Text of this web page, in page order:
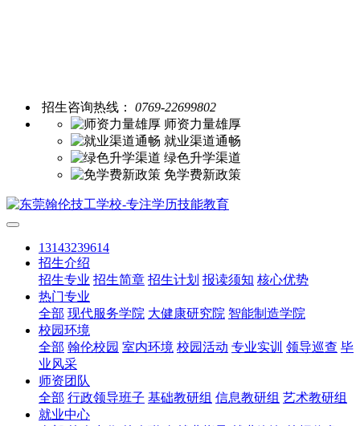
招生咨询热线：
0769-22699802
师资力量雄厚
就业渠道通畅
绿色升学渠道
免学费新政策
13143239614
招生介绍
招生专业 招生简章 招生计划 报读须知 核心优势
热门专业
全部 现代服务学院 大健康研究院 智能制造学院
校园环境
全部 翰伦校园 室内环境 校园活动 专业实训 领导巡查 毕
业风采
师资团队
全部 行政领导班子 基础教研组 信息教研组 艺术教研组
就业中心